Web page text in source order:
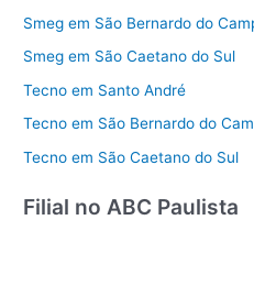
Smeg em São Bernardo do
Smeg em São Caetano do Sul
Tecno em Santo André
Tecno em São Bernardo do
Tecno em São Caetano do Sul
Filial no ABC Paulista